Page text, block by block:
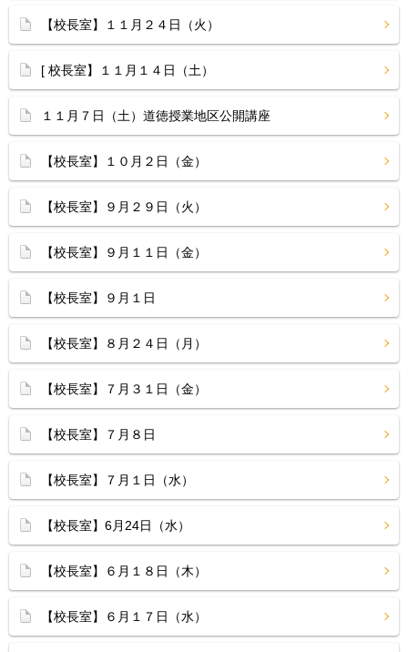
【校長室】１１月２４日（火）
[ 校長室】１１月１４日（土）
１１月７日（土）道徳授業地区公開講座
【校長室】１０月２日（金）
【校長室】９月２９日（火）
【校長室】９月１１日（金）
【校長室】９月１日
【校長室】８月２４日（月）
【校長室】７月３１日（金）
【校長室】７月８日
【校長室】７月１日（水）
【校長室】6月24日（水）
【校長室】６月１８日（木）
【校長室】６月１７日（水）